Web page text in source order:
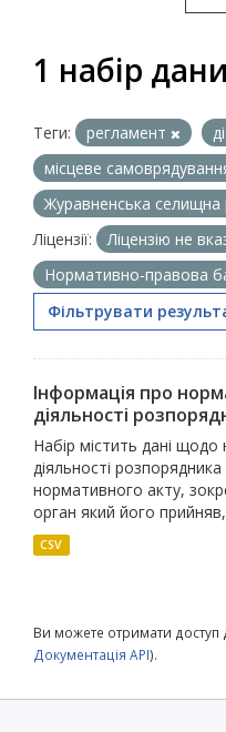
1 набір
Теги: регламент
місцеве
Журавненська селищна
Ліцензії:
Ліцензію не
Нормативно-правова
Фільтрувати
Інформація про
діяльності
Набір містить дані
діяльності
нормативного акту,
орган який його
CSV
Ви можете отримати доступ
Документація API).